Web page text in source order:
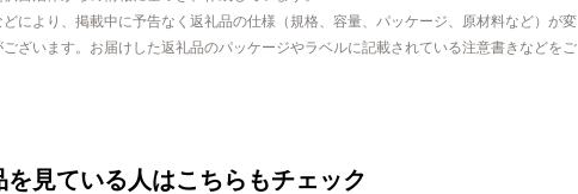
により、掲載中に予告なく返礼品の仕様（規格、容量、パッケージ、原材料など）が変
ざいます。お届けした返礼品のパッケージやラベルに記載されている注意書きなどをご
を見ている人はこちらもチェック